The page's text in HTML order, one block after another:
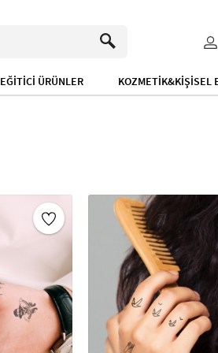
EĞİTİCİ ÜRÜNLER KOZMETİK&KİŞİSEL